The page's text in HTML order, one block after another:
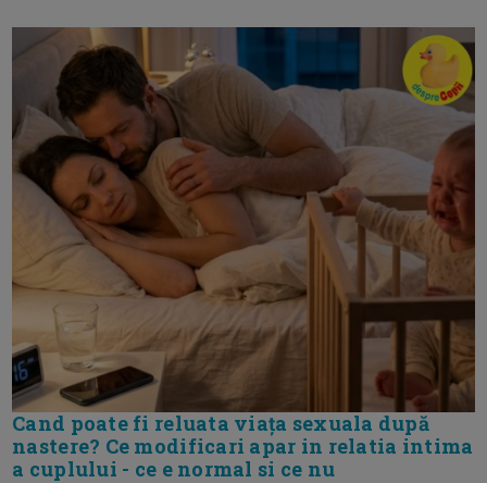
Cand poate fi reluata viața sexuala după
nastere? Ce modificari apar in relatia intima
a cuplului - ce e normal si ce nu